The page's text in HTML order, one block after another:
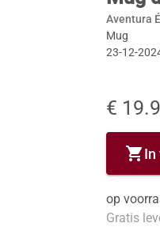
Aventura
Mug
23-12-
€
shopping_cartIn
op
Gratis